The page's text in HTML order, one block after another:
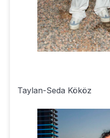
Taylan-Seda Kököz